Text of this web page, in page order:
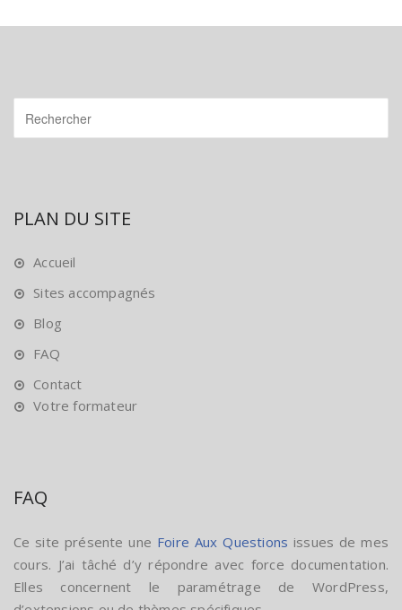
PLAN DU SITE
Accueil
Sites accompagnés
Blog
FAQ
Contact
Votre formateur
FAQ
Ce site présente une Foire Aux Questions issues de mes
cours. J’ai tâché d’y répondre avec force documentation.
Elles concernent le paramétrage de WordPress,